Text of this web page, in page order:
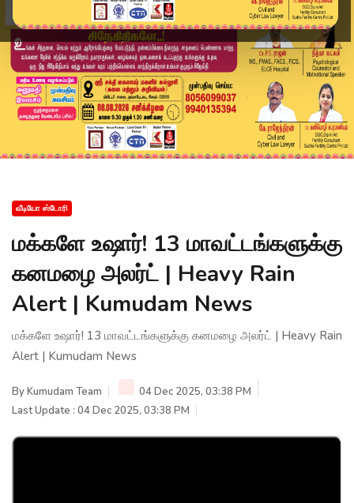
வீடியோ ஸ்டோரி
மக்களே உஷார்! 13 மாவட்டங்களுக்கு
கனமழை அலர்ட் | Heavy Rain
Alert | Kumudam News
மக்களே உஷார்! 13 மாவட்டங்களுக்கு கனமழை அலர்ட் | Heavy Rain
Alert | Kumudam News
ByKumudam Team
04 Dec 2025, 03:38 PM
Last Update : 04 Dec 2025, 03:38 PM